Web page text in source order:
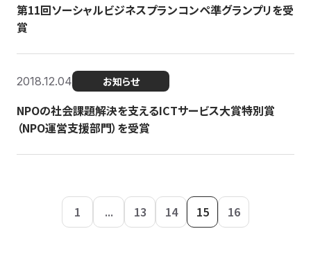
第11回ソーシャルビジネスプランコンペ準グランプリを受
賞
2018.12.04 お知らせ
NPOの社会課題解決を支えるICTサービス大賞特別賞
（NPO運営支援部門）を受賞
1 ... 13 14 15 16